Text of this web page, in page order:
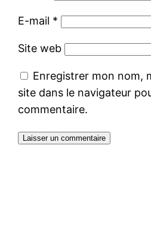
E-mail *
Site web
Enregistrer mon nom,
site dans le navigateur
commentaire.